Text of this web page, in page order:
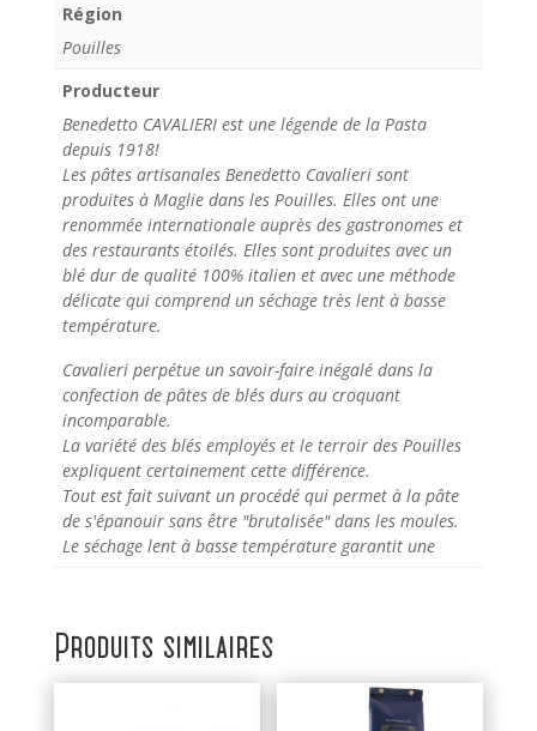
Région
Pouilles
Producteur
Benedetto CAVALIERI est une légende de la Pasta
depuis 1918!
Les pâtes artisanales Benedetto Cavalieri sont
produites à Maglie dans les Pouilles. Elles ont une
renommée internationale auprès des gastronomes et
des restaurants étoilés. Elles sont produites avec un
blé dur de qualité 100% italien et avec une méthode
délicate qui comprend un séchage très lent à basse
température.
Cavalieri perpétue un savoir-faire inégalé dans la
confection de pâtes de blés durs au croquant
incomparable.
La variété des blés employés et le terroir des Pouilles
expliquent certainement cette différence.
Tout est fait suivant un procédé qui permet à la pâte
de s'épanouir sans être "brutalisée" dans les moules.
Le séchage lent à basse température garantit une
Produits similaires